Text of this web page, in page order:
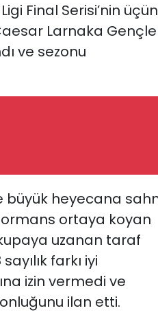
Final Serisi’nin
Larnaka
ve sezonu
büyük heyecana
ortaya koyan
uzanan taraf
farkı iyi
izin vermedi ve
ilan etti.